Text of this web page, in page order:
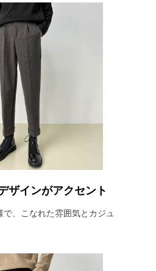
ザインがアクセント
、こなれた雰囲気とカジュ